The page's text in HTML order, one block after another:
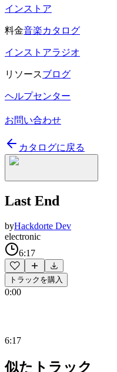
インストア
料金音楽カタログ
インストアラジオ
リソースブログ
ヘルプセンター
お問い合わせ
カタログに戻る
Last End
byHackdorte Dev
electronic
6:17
トラックを購入
0:00
6:17
似たトラック